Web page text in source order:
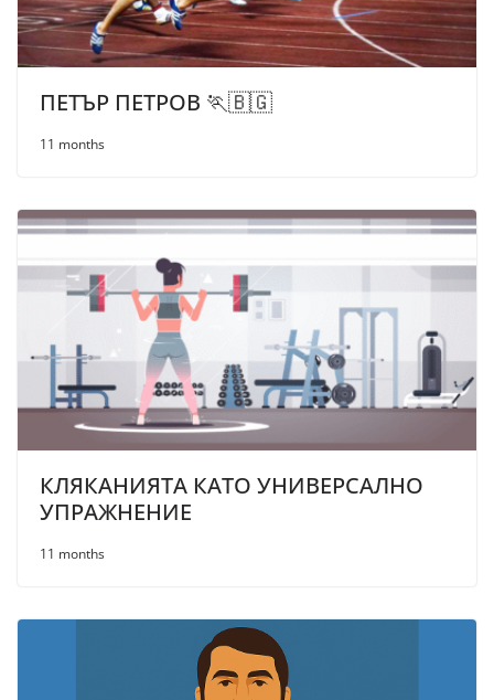
ПЕТЪР ПЕТРОВ 🏃🇧🇬
11 months
КЛЯКАНИЯТА КАТО УНИВЕРСАЛНО
УПРАЖНЕНИЕ
11 months